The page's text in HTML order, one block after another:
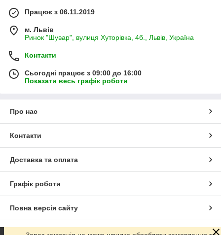
Працює з 06.11.2019
м. Львів
Ринок "Шувар", вулиця Хуторівка, 4б., Львів, Україна
Контакти
Сьогодні працює з 09:00 до 16:00
Показати весь графік роботи
Про нас
Контакти
Доставка та оплата
Графік роботи
Повна версія сайту
Сайт створено на маркетплейсіProm.ua